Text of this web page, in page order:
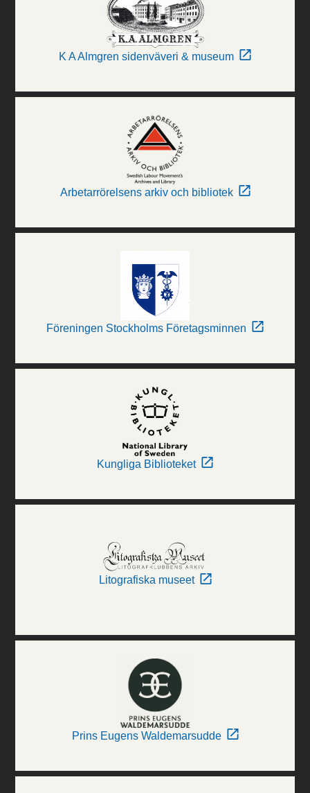
K A Almgren sidenväveri & museum
Arbetarrörelsens arkiv och bibliotek
Föreningen Stockholms Företagsminnen
Kungliga Biblioteket
Litografiska museet
Prins Eugens Waldemarsudde